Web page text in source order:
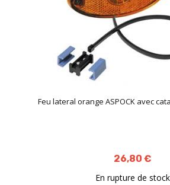
Feu lateral orange ASPOCK avec
26,80 €
En rupture de stock